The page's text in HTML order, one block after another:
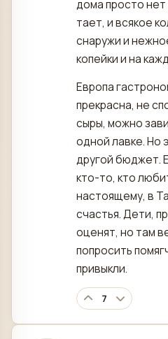
дома просто
тает, и всякое
снаружи и
копейки и на
Европа
прекрасна, не
сыры, можно
одной лавке. Но
другой бюджет.
кто-то, кто
настоящему, в
счастья. Дети,
оценят, но там
попросить
привыкли.
7